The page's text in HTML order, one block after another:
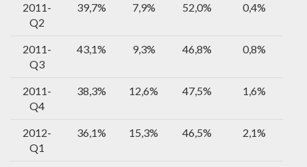
2011-
Q2
39,7% 7,9% 52,0% 0,4%
2011-
Q3
43,1% 9,3% 46,8% 0,8%
2011-
Q4
38,3% 12,6% 47,5% 1,6%
2012-
Q1
36,1% 15,3% 46,5% 2,1%